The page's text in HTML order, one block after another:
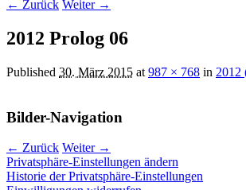
← Zurück Weiter →
2012 Prolog 06
Published 30. März 2015 at 987 × 768 in 2012
Bilder-Navigation
← Zurück Weiter →
Privatsphäre-Einstellungen ändern
Historie der Privatsphäre-Einstellungen